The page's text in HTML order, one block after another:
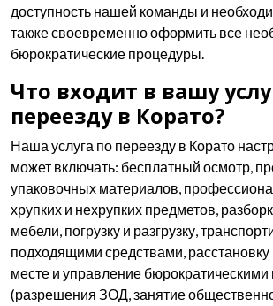
доступность нашей команды и
также своевременно оформить все
бюрократические процедуры.
Что входит в вашу
переезду в Корато?
Наша услуга по переезду в Корато
может включать: бесплатный осмотр,
упаковочных материалов,
хрупких и нехрупких предметов,
мебели, погрузку и разгрузку,
подходящими средствами,
месте и управление
(разрешения ЗОД, занятие